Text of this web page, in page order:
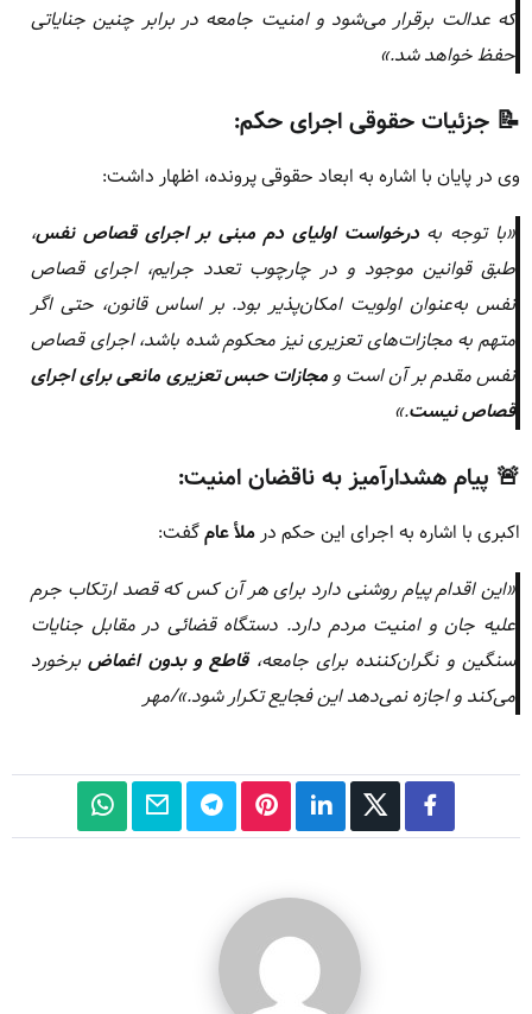
که عدالت برقرار می‌شود و امنیت جامعه در برابر چنین جنایاتی
حفظ خواهد شد.»
📝 جزئیات حقوقی اجرای حکم:
وی در پایان با اشاره به ابعاد حقوقی پرونده، اظهار داشت:
«با توجه بهدرخواست اولیای دم مبنی بر اجرای قصاص نفس،
طبق قوانین موجود و در چارچوب تعدد جرایم، اجرای قصاص
نفس به‌عنوان اولویت امکان‌پذیر بود. بر اساس قانون، حتی اگر
متهم به مجازات‌های تعزیری نیز محکوم شده باشد، اجرای قصاص
نفس مقدم بر آن است ومجازات حبس تعزیری مانعی برای اجرای
قصاص نیست.»
🚨 پیام هشدارآمیز به ناقضان امنیت:
اکبری با اشاره به اجرای این حکم در ملأ عامگفت:
«این اقدام پیام روشنی دارد برای هر آن کس که قصد ارتکاب جرم
علیه جان و امنیت مردم دارد. دستگاه قضائی در مقابل جنایات
سنگین و نگران‌کننده برای جامعه،قاطع و بدون اغماضبرخورد
می‌کند و اجازه نمی‌دهد این فجایع تکرار شود.»/مهر